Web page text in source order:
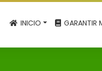
INICIO GARANTIR